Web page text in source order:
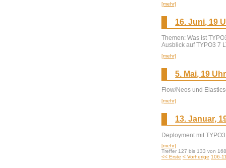
[mehr]
16. Juni, 19
Themen: Was ist
Ausblick auf TYPO3 7
[mehr]
5. Mai, 19 Uhr
Flow/Neos und
[mehr]
13. Januar,
Deployment mit
[mehr]
Treffer 127 bis 133 von 168
<< Erste < Vorherige 106-